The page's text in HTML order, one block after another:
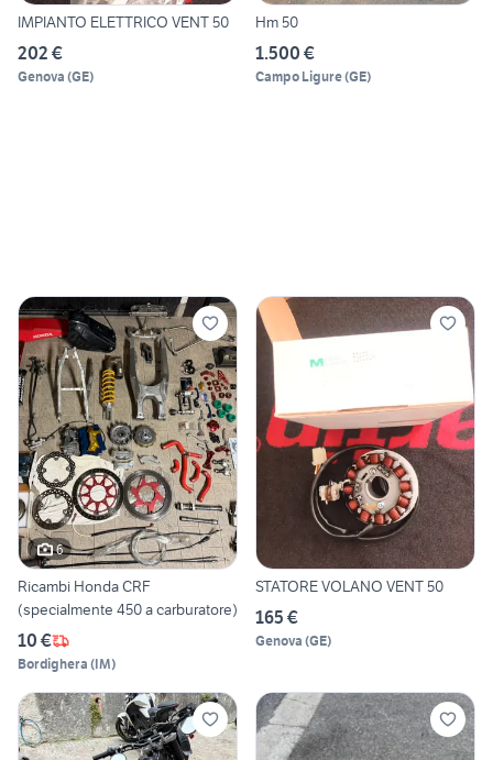
IMPIANTO ELETTRICO VENT 50
202 €
Genova (GE)
Hm 50
1.500 €
Campo Ligure(GE)
6
Ricambi Honda CRF
(specialmente 450 a carburatore)
10 €
Bordighera (IM)
STATORE VOLANO VENT 50
165 €
Genova (GE)